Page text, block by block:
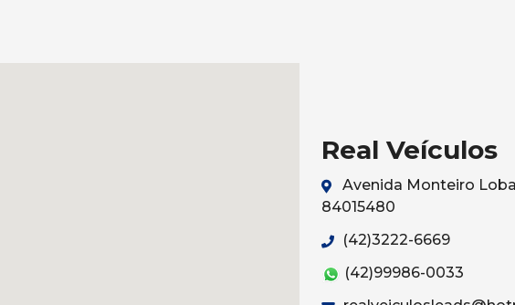
Real Veículos
Avenida Monteiro
84015480
(42)3222-6669
(42)99986-0033